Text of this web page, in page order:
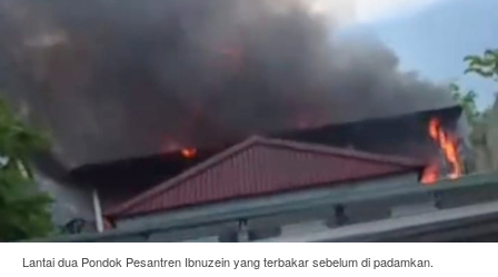
Lantai dua Pondok Pesantren Ibnuzein yang terbakar sebelum di padamkan.